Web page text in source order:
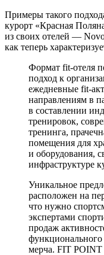
Примеры такого
курорт «Красная
из своих отелей —
как теперь
Формат fit-отеля
подход к
ежедневные fit-
направлениям в
в составлении
тренировок,
тренинга,
помещения для
и оборудования,
инфраструктуре
Уникальное
расположен на
что нужно
экспертами
продаж
функционального
мерча. FIT POINT